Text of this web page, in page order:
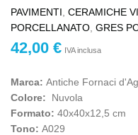
PAVIMENTI CERAMICHE
PORCELLANATO GRES
42,00 € IVA inclusa
Marca: Antiche Fornaci
Colore:
Nuvola
Formato: 40x40x12,5 cm
Tono: A029